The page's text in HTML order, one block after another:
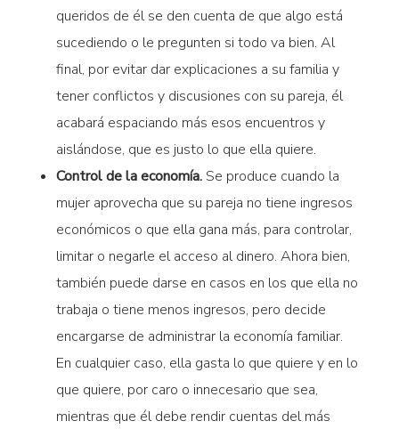
queridos de él se den cuenta de que algo está
sucediendo o le pregunten si todo va bien. Al
final, por evitar dar explicaciones a su familia y
tener conflictos y discusiones con su pareja, él
acabará espaciando más esos encuentros y
aislándose, que es justo lo que ella quiere.
Control de la economía.Se produce cuando la
mujer aprovecha que su pareja no tiene ingresos
económicos o que ella gana más, para controlar,
limitar o negarle el acceso al dinero. Ahora bien,
también puede darse en casos en los que ella no
trabaja o tiene menos ingresos, pero decide
encargarse de administrar la economía familiar.
En cualquier caso, ella gasta lo que quiere y en lo
que quiere, por caro o innecesario que sea,
mientras que él debe rendir cuentas del más